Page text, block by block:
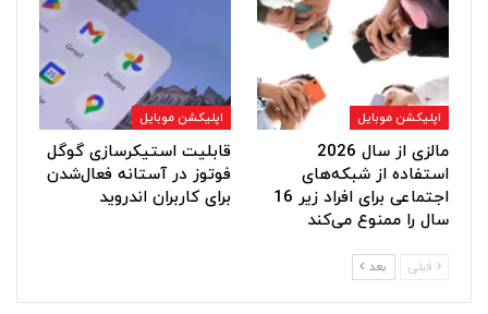
اپلیکشن موبایل
مالزی از سال 2026
استفاده از شبکه‌های
اجتماعی برای افراد زیر 16
سال را ممنوع می‌کند
اپلیکشن موبایل
قابلیت استیکرسازی گوگل
فوتوز در آستانه فعال‌شدن
برای کاربران اندروید
قبلی بعد